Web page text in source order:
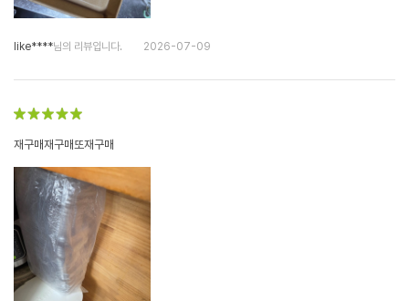
like****님의 리뷰입니다. 2026-07-09
재구매재구매또재구매